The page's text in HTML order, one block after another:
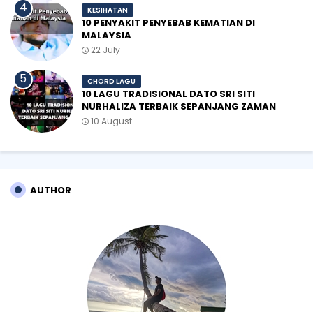
KESIHATAN
10 PENYAKIT PENYEBAB KEMATIAN DI
MALAYSIA
22 July
CHORD LAGU
10 LAGU TRADISIONAL DATO SRI SITI
NURHALIZA TERBAIK SEPANJANG ZAMAN
10 August
AUTHOR